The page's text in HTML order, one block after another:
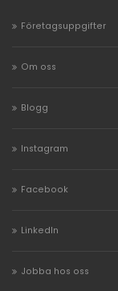
Företagsuppgifter
Om oss
Blogg
Instagram
Facebook
LinkedIn
Jobba hos oss